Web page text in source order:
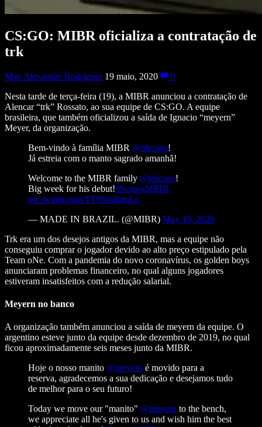
CS:GO: MIBR oficializa a contratação de
trk
Max Alexandre Rodrigues 19 maio, 2020
0
Nesta tarde de terça-feira (19), a MIBR anunciou a contratação de
Alencar “trk” Rossato, ao sua equipe de CS:GO. A equipe
brasileira, que também oficializou a saída de Ignacio “meyern”
Meyer, da organização.
Bem-vindo à família MIBR @trkcsgo!
Já estreia com o manto sagrado amanhã!
Welcome to the MIBR family @trkcsgo!
Big week for his debut!#SomosMIBR
pic.twitter.com/TT9bmHguLo
— MADE IN BRAZIL. (@MIBR) May 19, 2020
Trk era um dos desejos antigos da MIBR, mas a equipe não
conseguiu comprar o jogador devido ao alto preço estipulado pela
Team oNe. Com a pandemia do novo coronavírus, os golden boys
anunciaram problemas financeiro, no qual alguns jogadores
estiveram insatisfeitos com a redução salarial.
Meyern no banco
A organização também anunciou a saída de meyern da equipe. O
argentino esteve junto da equipe desde dezembro de 2019, no qual
ficou aproximadamente seis meses junto da MIBR.
Hoje o nosso manito @meyern é movido para a
reserva, agradecemos a sua dedicação e desejamos tudo
de melhor para o seu futuro!
Today we move our "manito" @meyern to the bench,
we appreciate all he's given to us and wish him the best